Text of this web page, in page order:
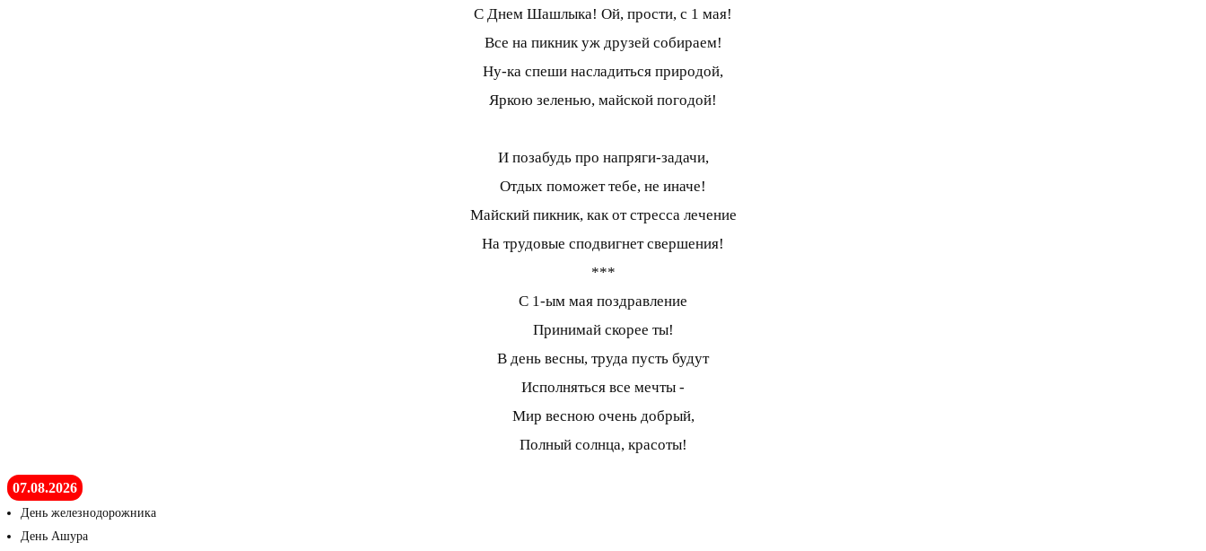
С Днем Шашлыка! Ой, прости, с 1 мая!
Все на пикник уж друзей собираем!
Ну-ка спеши насладиться природой,
Яркою зеленью, майской погодой!
И позабудь про напряги-задачи,
Отдых поможет тебе, не иначе!
Майский пикник, как от стресса лечение
На трудовые сподвигнет свершения!
***
С 1-ым мая поздравление
Принимай скорее ты!
В день весны, труда пусть будут
Исполняться все мечты -
Мир весною очень добрый,
Полный солнца, красоты!
07.08.2026
День железнодорожника
День Ашура